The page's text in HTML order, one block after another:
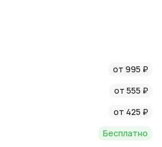
от 995 ₽
от 555 ₽
от 425 ₽
Бесплатно